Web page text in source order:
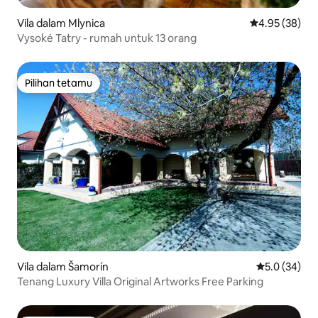
Vila dalam Mlynica Penarafan
4.95 (38)
Vysoké Tatry - rumah untuk 13 orang
Pilihan tetamu
Pilihan tetamu
Vila dalam Šamorín Penarafan
5.0 (34)
Tenang Luxury Villa Original Artworks Free Parking